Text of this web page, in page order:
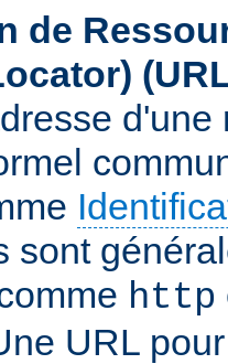
de
sont
http
URL